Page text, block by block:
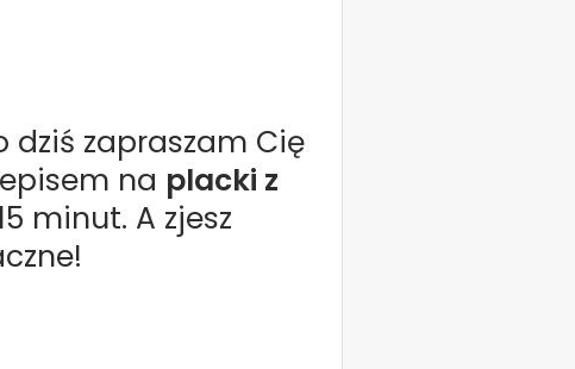
zapraszam Cię
na placki z
minut. A zjesz